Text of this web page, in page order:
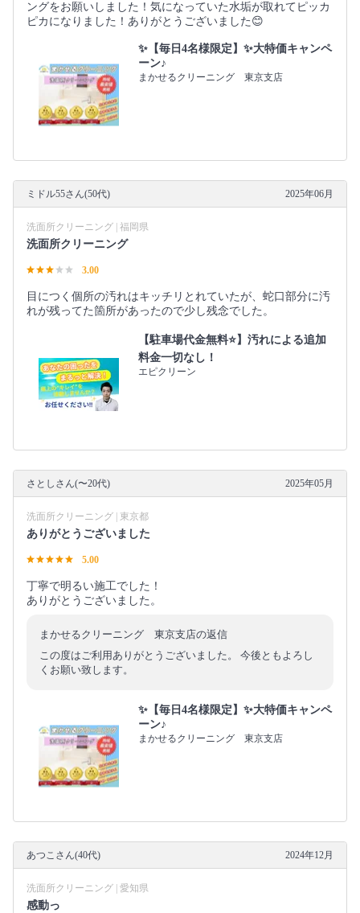
ングをお願いしました！気になっていた水垢が取れてピッカ
ピカになりました！ありがとうございました😊
✨【毎日4名様限定】✨大特価キャンペ
ーン♪
まかせるクリーニング 東京支店
ミドル55さん(50代) 2025年06月
洗面所クリーニング | 福岡県
洗面所クリーニング
3.00
目につく個所の汚れはキッチリとれていたが、蛇口部分に汚
れが残ってた箇所があったので少し残念でした。
【駐車場代金無料⭐️】汚れによる追加
料金一切なし！
エピクリーン
さとしさん(〜20代) 2025年05月
洗面所クリーニング | 東京都
ありがとうございました
5.00
丁寧で明るい施工でした！
ありがとうございました。
まかせるクリーニング 東京支店の返信
この度はご利用ありがとうございました。 今後ともよろし
くお願い致します。
✨【毎日4名様限定】✨大特価キャンペ
ーン♪
まかせるクリーニング 東京支店
あつこさん(40代) 2024年12月
洗面所クリーニング | 愛知県
感動っ